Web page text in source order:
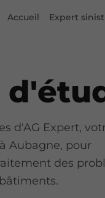
Accueil Expert
d'AG Expert,
Aubagne, pour
des